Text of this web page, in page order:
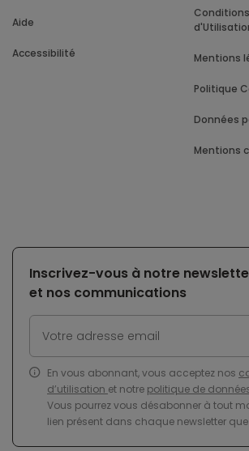
Aide
Accessibilité
Conditions Générales
Mentions
Politique
Données
Inscrivez-vous à notre
et nos communications
En vous abonnant, vous acceptez nos
d’utilisation et notre politique de
Vous pourrez vous désabonner à tout
lien présent dans chaque newsletter que